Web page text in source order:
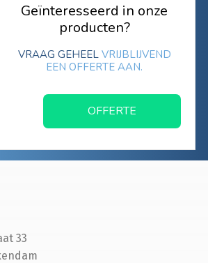
Geïnteresseerd in onze
producten?
VRAAG GEHEEL VRIJBLIJVEND
EEN OFFERTE AAN.
OFFERTE
33